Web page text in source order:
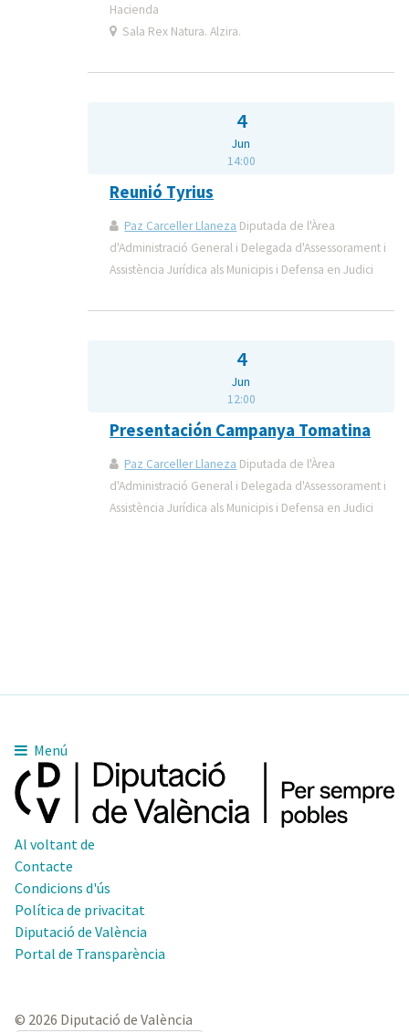
Hacienda
Sala Rex Natura. Alzira.
4
Jun
14:00
Reunió Tyrius
Paz Carceller Llaneza Diputada de l'Àrea
d'Administració General i Delegada d'Assessorament i
Assistència Jurídica als Municipis i Defensa en Judici
4
Jun
12:00
Presentación Campanya Tomatina
Paz Carceller Llaneza Diputada de l'Àrea
d'Administració General i Delegada d'Assessorament i
Assistència Jurídica als Municipis i Defensa en Judici
Menú
Al voltant de
Contacte
Condicions d'ús
Política de privacitat
Diputació de València
Portal de Transparència
© 2026 Diputació de València